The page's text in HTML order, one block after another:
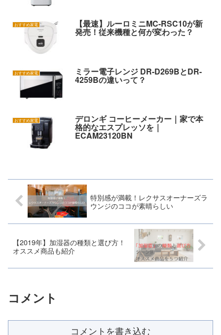
おすすめ家電 【最速】ルーロミニMC-RSC10が新
発売！従来機種と何が変わった？
おすすめ家電 ミラー電子レンジ DR-D269BとDR-
4259Bの違いって？
おすすめ家電 デロンギ コーヒーメーカー｜家で本
格的なエスプレッソを｜
ECAM23120BN
特別感が満載！レクサスオーナーズラ
ウンジのココが素晴らしい
【2019年】加湿器の種類と選び方！
オススメ商品も紹介
コメント
コメントを書き込む